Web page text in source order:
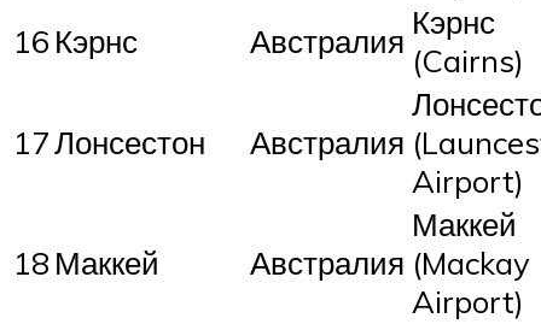
16 Кэрнс Австралия Кэрнс
(Cairns)
17Лонсестон Австралия
Airport)
18 Маккей Австралия
Маккей
(Mackay
Airport)